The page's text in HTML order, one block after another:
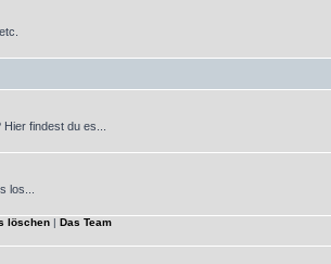
findest du es...
los...
löschen | Das Team